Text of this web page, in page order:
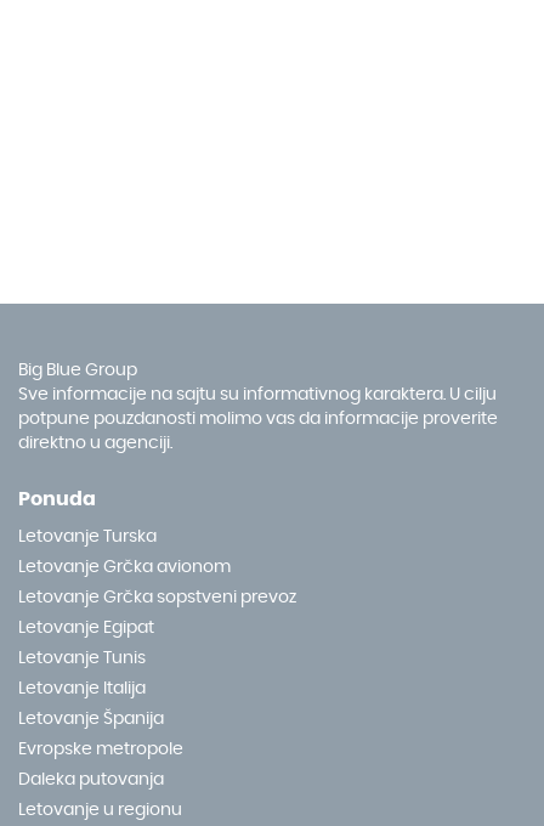
Big Blue Group
Sve informacije na sajtu su informativnog karaktera. U cilju
potpune pouzdanosti molimo vas da informacije proverite
direktno u agenciji.
Ponuda
Letovanje Turska
Letovanje Grčka avionom
Letovanje Grčka sopstveni prevoz
Letovanje Egipat
Letovanje Tunis
Letovanje Italija
Letovanje Španija
Evropske metropole
Daleka putovanja
Letovanje u regionu